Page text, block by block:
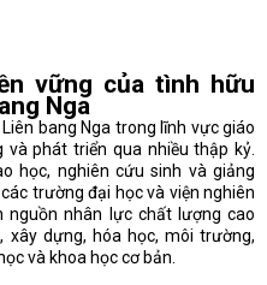
vững của tình hữu
Nga
bang Nga trong lĩnh vực giáo
phát triển qua nhiều thập kỷ.
học, nghiên cứu sinh và giảng
trường đại học và viện nghiên
nguồn nhân lực chất lượng cao
dựng, hóa học, môi trường,
và khoa học cơ bản.